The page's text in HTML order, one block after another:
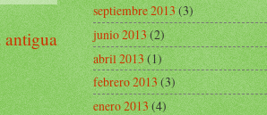
antigua
septiembre 2013(3)
junio 2013(2)
abril 2013(1)
febrero 2013(3)
enero 2013(4)